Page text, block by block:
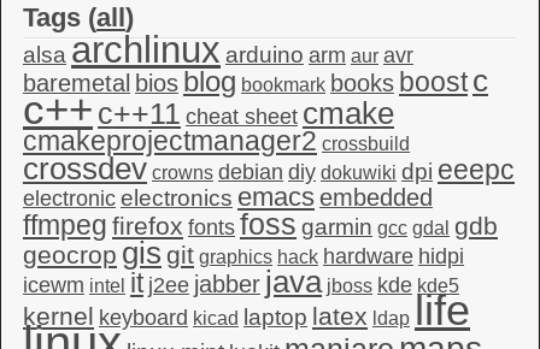
Tags (all)
alsa archlinux arduino arm aur avr
baremetal bios blog bookmark books boost c
c++c++11 cheat sheet cmake
cmakeprojectmanager2 crossbuild
crossdev crowns debian diy dokuwiki dpi eeepc
electronic electronics emacsembedded
ffmpeg firefox fonts foss garmin gcc gdal gdb
geocrop gis git graphics hack hardware hidpi
icewm intel it j2ee jabber java jboss kde kde5
kernel keyboard kicad laptop latex ldap life